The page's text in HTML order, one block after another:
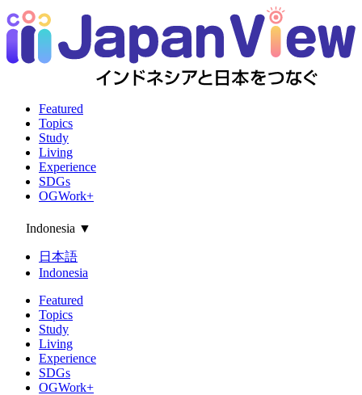
Featured
Topics
Study
Living
Experience
SDGs
OGWork+
Indonesia ▼
日本語
Indonesia
Featured
Topics
Study
Living
Experience
SDGs
OGWork+